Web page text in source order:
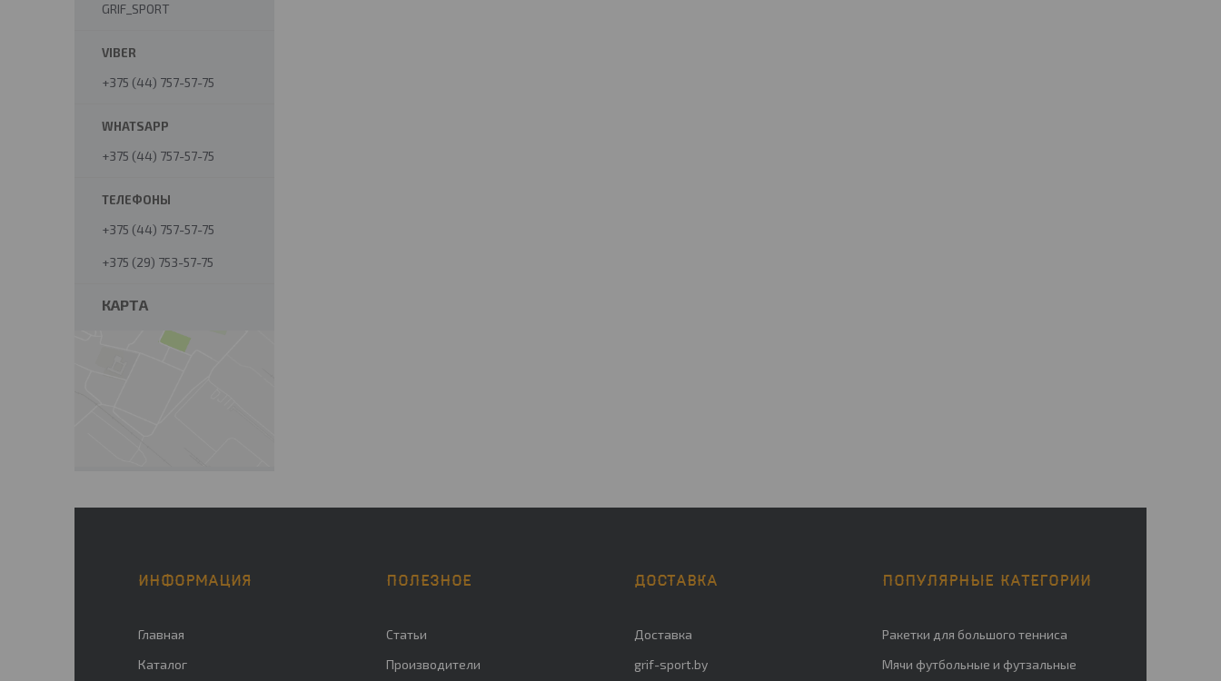
GRIF_SPORT
+375 (44) 757-57-75
+375 (44) 757-57-75
+375 (44) 757-57-75
+375 (29) 753-57-75
КАРТА
ИНФОРМАЦИЯ
Главная
Каталог
ПОЛЕЗНОЕ
Статьи
Производители
ДОСТАВКА
Доставка
grif-sport.by
ПОПУЛЯРНЫЕ КАТЕГОРИИ
Ракетки для большого тенниса
Мячи футбольные и футзальные